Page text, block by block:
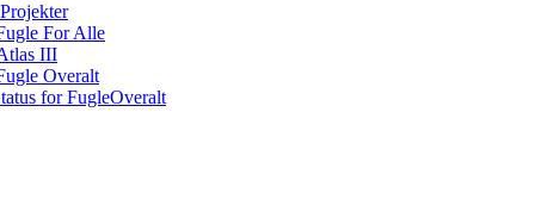
Projekter
For Alle
III
Overalt
for FugleOveralt